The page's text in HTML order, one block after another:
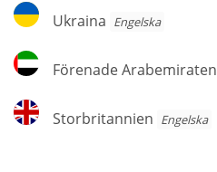
Ukraina
Ukraina Engelska
Förenade
Arabemiraten
Förenade Arabemiraten
Storbritannien
Storbritannien Engelska